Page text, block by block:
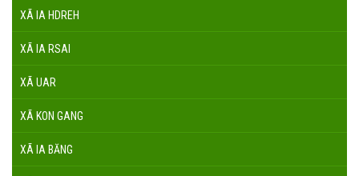
XÃ IA HDREH
XÃ IA RSAI
XÃ UAR
XÃ KON GANG
XÃ IA BĂNG